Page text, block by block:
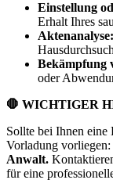
Einstellung
Erhalt Ihres
Aktenanalyse:
Bekämpfung
oder
🛑 WICHTIGER
Sollte bei Ihnen eine
Vorladung vorliegen:
Anwalt.
für eine